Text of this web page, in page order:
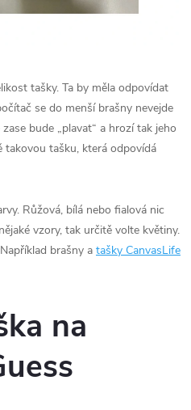
tašky. Ta by měla odpovídat
se do menší brašny nevejde
bude „plavat“ a hrozí tak jeho
tašku, která odpovídá
Růžová, bílá nebo fialová nic
vzory, tak určitě volte květiny.
brašny a tašky CanvasLife
na